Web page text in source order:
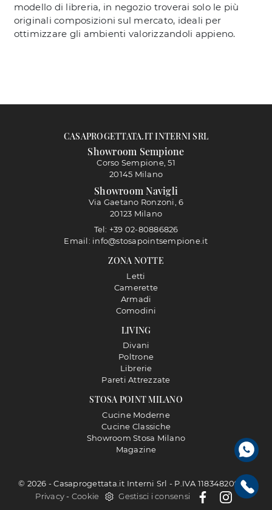
modello di libreria, in negozio troverai solo le più
originali composizioni sul mercato, ideali per
ottimizzare gli ambienti valorizzandoli appieno.
STOSA POINT MILANO
Cucine Moderne
Cucine Classiche
Showroom Stosa Milano
Magazine
LIVING
Divani
Poltrone
Librerie
Pareti Attrezzate
ZONA NOTTE
Letti
Camerette
Armadi
Comodini
CASAPROGETTATA.IT INTERNI SRL
Showroom Sempione
Corso Sempione, 51
20145 Milano
Showroom Navigli
Via Gaetano Ronzoni, 6
20123 Milano
Tel: +39 02-80886826
Email: info@stosapointsempione.it
© 2026 - Casaprogettata.it Interni Srl - P.IVA 11834820968 |
Privacy- Cookie Gestisci i consensi